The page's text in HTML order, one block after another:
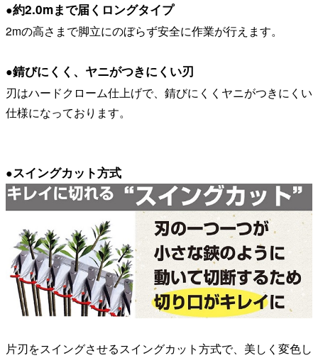
●約2.0mまで届くロングタイプ
2mの高さまで脚立にのぼらず安全に作業が行えます。
●錆びにくく、ヤニがつきにくい刃
刃はハードクローム仕上げで、錆びにくくヤニがつきにくい
仕様になっております。
●スイングカット方式
片刃をスイングさせるスイングカット方式で、美しく変色し